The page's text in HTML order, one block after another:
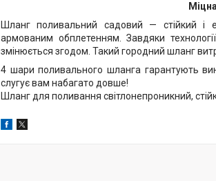
Шланг поливальний садовий — стійкий і
армованим обплетенням. Завдяки
змінюється згодом. Такий городний шланг
4 шари поливального шланга гарантують
слугує вам набагато довше!
Шланг для поливання світлонепроникний,